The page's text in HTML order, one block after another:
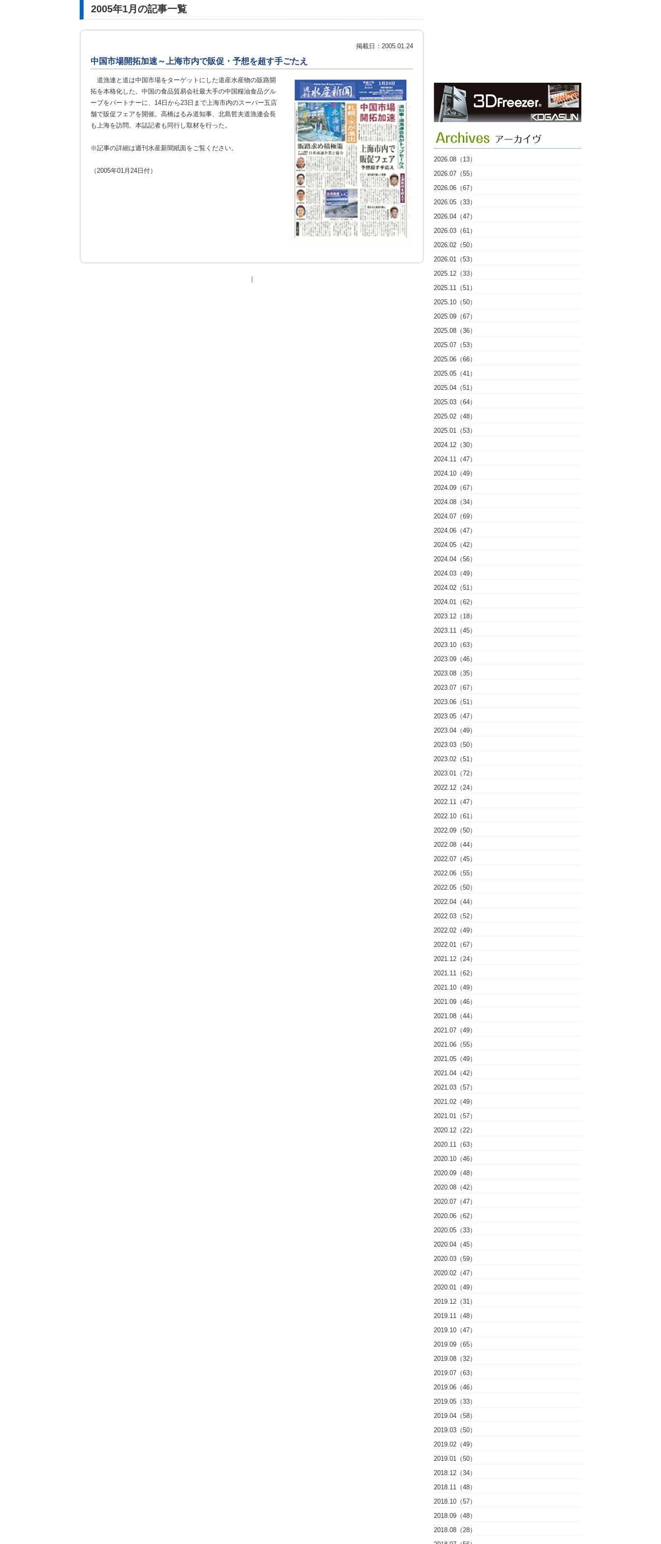
2005年1月の記事一覧
掲載日： 2005.01.24
中国市場開拓加速～上海市内で販促・予想を超す手ごたえ
道漁連と道は中国市場をターゲットにした道産水産物の販路開
拓を本格化した。中国の食品貿易会社最大手の中国糧油食品グル
ープをパートナーに、14日から23日まで上海市内のスーパー五店
舗で販促フェアを開催。高橋はるみ道知事、北島哲夫道漁連会長
も上海を訪問。本誌記者も同行し取材を行った。
※記事の詳細は週刊水産新聞紙面をご覧ください。
（2005年01月24日付）
｜
2026.08（13）
2026.07（55）
2026.06（67）
2026.05（33）
2026.04（47）
2026.03（61）
2026.02（50）
2026.01（53）
2025.12（33）
2025.11（51）
2025.10（50）
2025.09（67）
2025.08（36）
2025.07（53）
2025.06（66）
2025.05（41）
2025.04（51）
2025.03（64）
2025.02（48）
2025.01（53）
2024.12（30）
2024.11（47）
2024.10（49）
2024.09（67）
2024.08（34）
2024.07（69）
2024.06（47）
2024.05（42）
2024.04（56）
2024.03（49）
2024.02（51）
2024.01（62）
2023.12（18）
2023.11（45）
2023.10（63）
2023.09（46）
2023.08（35）
2023.07（67）
2023.06（51）
2023.05（47）
2023.04（49）
2023.03（50）
2023.02（51）
2023.01（72）
2022.12（24）
2022.11（47）
2022.10（61）
2022.09（50）
2022.08（44）
2022.07（45）
2022.06（55）
2022.05（50）
2022.04（44）
2022.03（52）
2022.02（49）
2022.01（67）
2021.12（24）
2021.11（62）
2021.10（49）
2021.09（46）
2021.08（44）
2021.07（49）
2021.06（55）
2021.05（49）
2021.04（42）
2021.03（57）
2021.02（49）
2021.01（57）
2020.12（22）
2020.11（63）
2020.10（46）
2020.09（48）
2020.08（42）
2020.07（47）
2020.06（62）
2020.05（33）
2020.04（45）
2020.03（59）
2020.02（47）
2020.01（49）
2019.12（31）
2019.11（48）
2019.10（47）
2019.09（65）
2019.08（32）
2019.07（63）
2019.06（46）
2019.05（33）
2019.04（58）
2019.03（50）
2019.02（49）
2019.01（50）
2018.12（34）
2018.11（48）
2018.10（57）
2018.09（48）
2018.08（28）